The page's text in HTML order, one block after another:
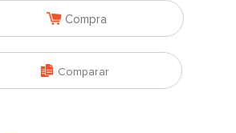
 Compra
 Comparar